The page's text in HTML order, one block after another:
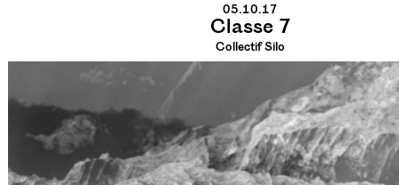
05.10.17
Classe 7
Collectif Silo